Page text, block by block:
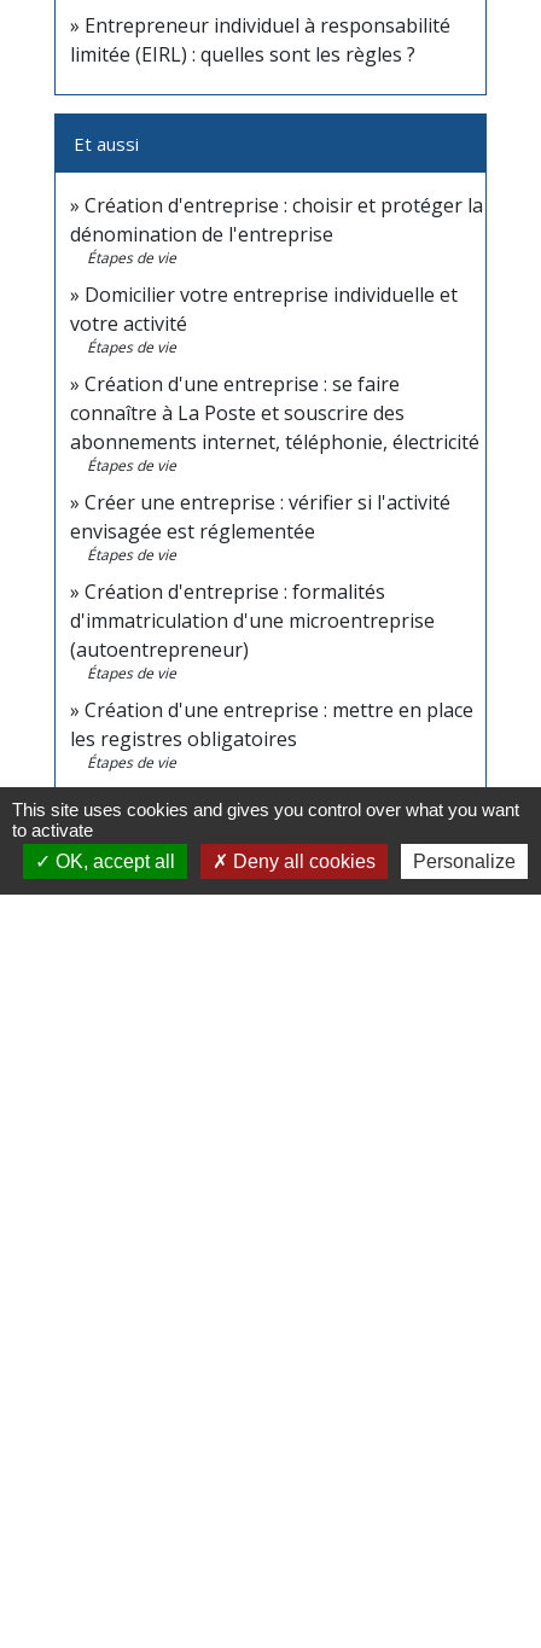
Entrepreneur individuel à responsabilité
limitée (EIRL) : quelles sont les règles ?
Et aussi
Création d'entreprise : choisir et protéger la
dénomination de l'entreprise
Étapes de vie
Domicilier votre entreprise individuelle et
votre activité
Étapes de vie
Création d'une entreprise : se faire
connaître à La Poste et souscrire des
abonnements internet, téléphonie, électricité
Étapes de vie
Créer une entreprise : vérifier si l'activité
envisagée est réglementée
Étapes de vie
Création d'entreprise : formalités
d'immatriculation d'une microentreprise
(autoentrepreneur)
Étapes de vie
Création d'une entreprise : mettre en place
les registres obligatoires
Étapes de vie
This site uses cookies and gives you control over what you want
to activate
OK, accept all
Deny all cookies Personalize